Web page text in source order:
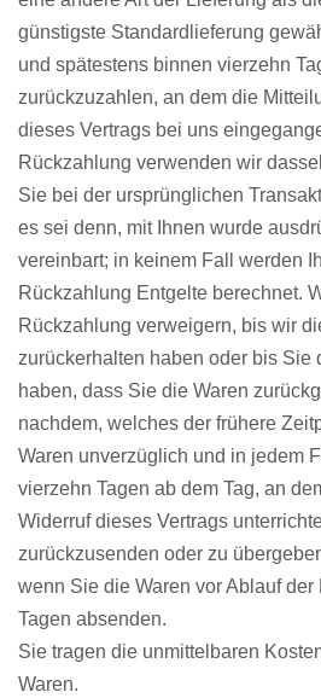
günstigste Standardlieferung
und spätestens binnen vierzehn
zurückzuzahlen, an dem die
dieses Vertrags bei uns
Rückzahlung verwenden wir
Sie bei der ursprünglichen
es sei denn, mit Ihnen wurde
vereinbart; in keinem Fall werden
Rückzahlung Entgelte berechnet.
Rückzahlung verweigern, bis wir
zurückerhalten haben oder bis Sie
haben, dass Sie die Waren
nachdem, welches der frühere
Waren unverzüglich und in jedem
vierzehn Tagen ab dem Tag, an
Widerruf dieses Vertrags
zurückzusenden oder zu
wenn Sie die Waren vor Ablauf der
Tagen absenden.
Sie tragen die unmittelbaren
Waren.